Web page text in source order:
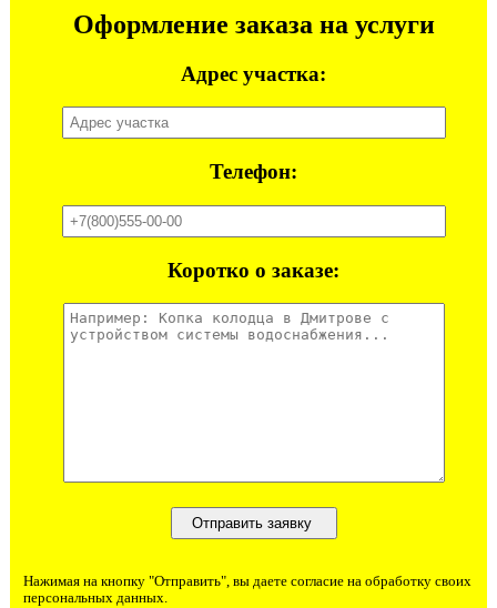
Оформление заказа на услуги
Адрес участка:
Телефон:
Коротко о заказе:
Нажимая на кнопку "Отправить", вы даете согласие на обработку своих
персональных данных.